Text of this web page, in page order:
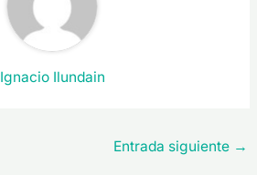
Ignacio Ilundain
Entrada siguiente →